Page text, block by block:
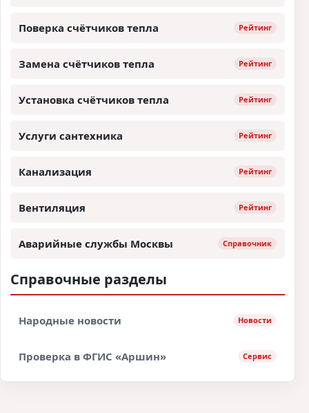
Поверка счётчиков тепла Рейтинг
Замена счётчиков тепла Рейтинг
Установка счётчиков тепла Рейтинг
Услуги сантехника Рейтинг
Канализация Рейтинг
Вентиляция Рейтинг
Аварийные службы Москвы Справочник
Справочные разделы
Народные новости Новости
Проверка в ФГИС «Аршин» Сервис